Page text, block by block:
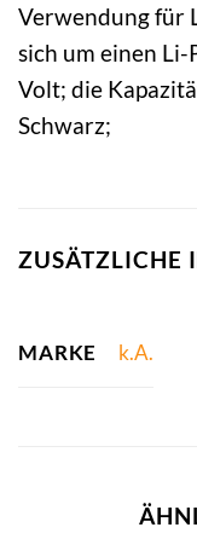
Verwendung für
sich um einen
Volt; die
Schwarz;
ZUSÄTZLICHE
MARKE k.A.